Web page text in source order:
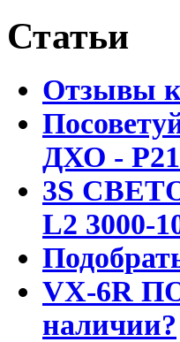
Статьи
Отзывы
ДХО -
3S
L2 3000-
VX-6R
наличии?